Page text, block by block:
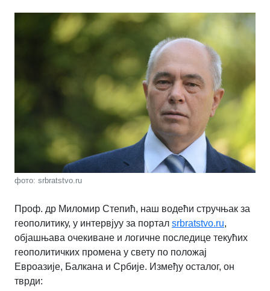
фото: srbratstvo.ru
Проф. др Миломир Степић, наш водећи стручњак за
геополитику, у интервјуу за портал srbratstvo.ru,
објашњава очекиване и логичне последице текућих
геополитичких промена у свету по положај
Евроазије, Балкана и Србије. Између осталог, он
тврди: